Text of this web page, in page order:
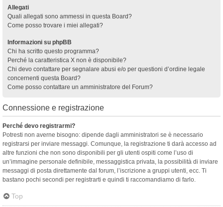
Allegati
Quali allegati sono ammessi in questa Board?
Come posso trovare i miei allegati?
Informazioni su phpBB
Chi ha scritto questo programma?
Perché la caratteristica X non è disponibile?
Chi devo contattare per segnalare abusi e/o per questioni d’ordine legale
concernenti questa Board?
Come posso contattare un amministratore del Forum?
Connessione e registrazione
Perché devo registrarmi?
Potresti non averne bisogno: dipende dagli amministratori se è necessario
registrarsi per inviare messaggi. Comunque, la registrazione ti darà accesso ad
altre funzioni che non sono disponibili per gli utenti ospiti come l’uso di
un’immagine personale definibile, messaggistica privata, la possibilità di inviare
messaggi di posta direttamente dal forum, l’iscrizione a gruppi utenti, ecc. Ti
bastano pochi secondi per registrarti e quindi ti raccomandiamo di farlo.
Top